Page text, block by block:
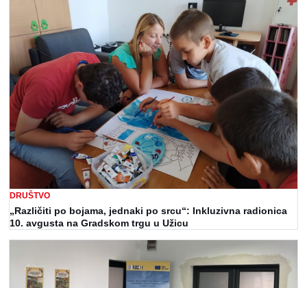
DRUŠTVO
„Različiti po bojama, jednaki po srcu“: Inkluzivna radionica
10. avgusta na Gradskom trgu u Užicu